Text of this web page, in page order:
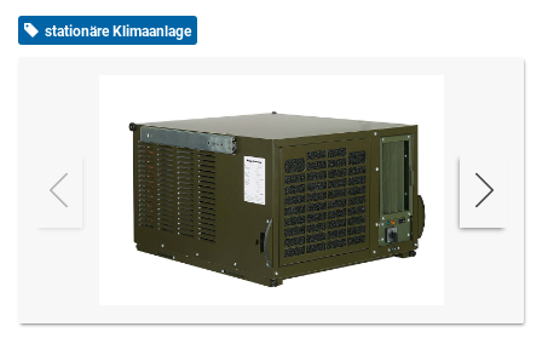
stationäre Klimaanlage